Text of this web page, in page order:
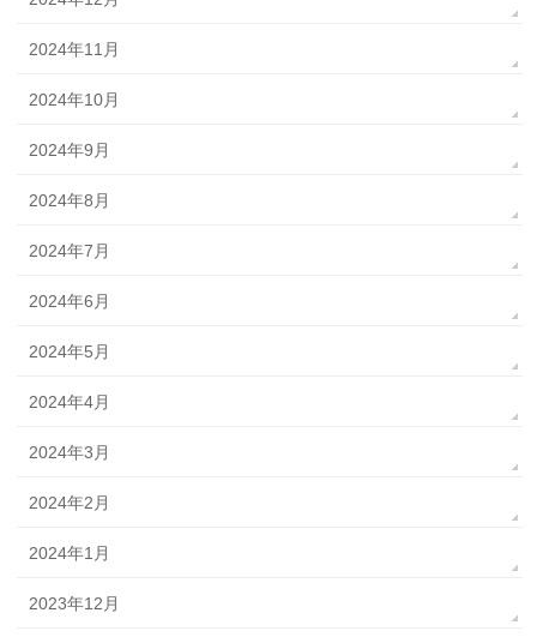
2024年11月
2024年10月
2024年9月
2024年8月
2024年7月
2024年6月
2024年5月
2024年4月
2024年3月
2024年2月
2024年1月
2023年12月